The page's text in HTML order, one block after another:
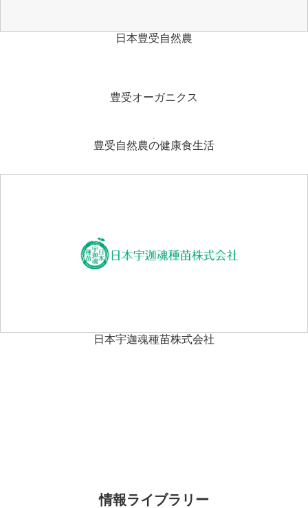
日本豊受自然農
豊受オーガニクス
豊受自然農の健康食生活
日本宇迦魂種苗株式会社
情報ライブラリー